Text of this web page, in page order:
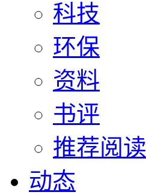
科技
环保
资料
书评
推荐阅读
动态